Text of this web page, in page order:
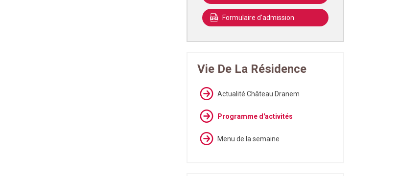
Formulaire d'admission
Vie De La Résidence
Actualité Château Dranem
Programme d'activités
Menu de la semaine